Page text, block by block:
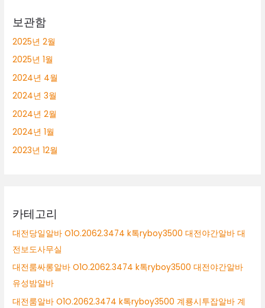
보관함
2025년 2월
2025년 1월
2024년 4월
2024년 3월
2024년 2월
2024년 1월
2023년 12월
카테고리
대전당일알바 O1O.2062.3474 k톡ryboy3500 대전야간알바 대
전보도사무실
대전룸싸롱알바 O1O.2062.3474 k톡ryboy3500 대전야간알바
유성밤알바
대전룸알바 O1O.2062.3474 k톡ryboy3500 계룡시투잡알바 계